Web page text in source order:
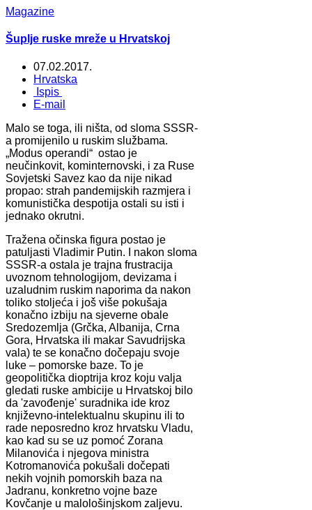
Magazine
Šuplje ruske mreže u Hrvatskoj
07.02.2017.
Hrvatska
Ispis
E-mail
Malo se toga, ili ništa, od sloma SSSR-
a promijenilo u ruskim službama.
„Modus operandi“ ostao je
neučinkovit, kominternovski, i za Ruse
Sovjetski Savez kao da nije nikad
propao: strah pandemijskih razmjera i
komunistička despotija ostali su isti i
jednako okrutni.
Tražena očinska figura postao je
patuljasti Vladimir Putin. I nakon sloma
SSSR-a ostala je trajna frustracija
uvoznom tehnologijom, devizama i
uzaludnim ruskim naporima da nakon
toliko stoljeća i još više pokušaja
konačno izbiju na sjeverne obale
Sredozemlja (Grčka, Albanija, Crna
Gora, Hrvatska ili makar Savudrijska
vala) te se konačno dočepaju svoje
luke – pomorske baze. To je
geopolitička dioptrija kroz koju valja
gledati ruske ambicije u Hrvatskoj bilo
da 'zavođenje' suradnika ide kroz
književno-intelektualnu skupinu ili to
rade neposredno kroz hrvatsku Vladu,
kao kad su se uz pomoć Zorana
Milanovića i njegova ministra
Kotromanovića pokušali dočepati
nekih vojnih pomorskih baza na
Jadranu, konkretno vojne baze
Kovčanje u malološinjskom zaljevu.